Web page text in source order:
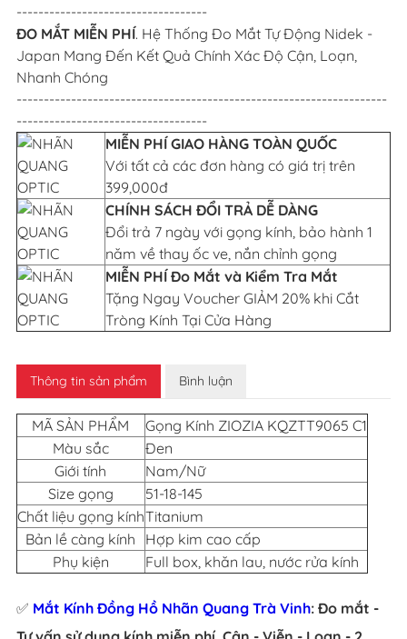
-----------------------------------
ĐO MẮT MIỄN PHÍ. Hệ Thống Đo Mắt Tự Động Nidek -
Japan Mang Đến Kết Quả Chính Xác Độ Cận, Loạn,
Nhanh Chóng
--------------------------------------------------------------------
-----------------------------------
MIỄN PHÍ GIAO HÀNG TOÀN QUỐC
Với tất cả các đơn hàng có giá trị trên
399,000đ
CHÍNH SÁCH ĐỔI TRẢ DỄ DÀNG
Đổi trả 7 ngày với gọng kính, bảo hành 1
năm về thay ốc ve, nắn chỉnh gọng
MIỄN PHÍ Đo Mắt và Kiểm Tra Mắt
Tặng Ngay Voucher GIẢM 20% khi Cắt
Tròng Kính Tại Cửa Hàng
Thông tin sản phẩm Bình luận
MÃ SẢN PHẨM
Gọng Kính ZIOZIA KQZTT9065 C1
Màu sắc
Đen
Giới tính
Nam/Nữ
Size gọng
51-18-145
Chất liệu gọng kínhTitanium
Bản lề càng kính
Hợp kim cao cấp
Phụ kiện
Full box, khăn lau, nước rửa kính
✅ Mắt Kính Đồng Hồ Nhãn Quang Trà Vinh: Đo mắt -